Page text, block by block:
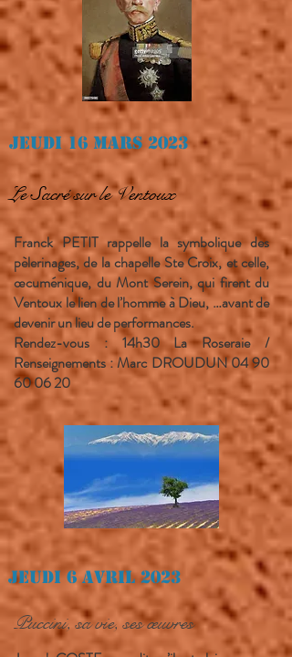
Jeudi 16 mars 2023
Le Sacré sur le Ventoux
Franck PETIT rappelle la symbolique des
pèlerinages, de la chapelle Ste Croix, et celle,
œcuménique, du Mont Serein, qui firent du
Ventoux le lien de l’homme à Dieu, …avant de
devenir un lieu de performances.
Rendez-vous : 14h30 La Roseraie /
Renseignements : Marc DROUDUN04 90
60 06 20
Jeudi 6 avril 2023
Puccini, sa vie, ses œuvres